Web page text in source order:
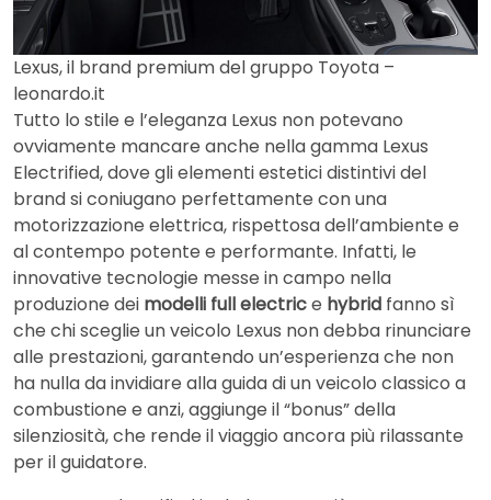
Lexus, il brand premium del gruppo Toyota –
leonardo.it
Tutto lo stile e l’eleganza Lexus non potevano
ovviamente mancare anche nella gamma Lexus
Electrified, dove gli elementi estetici distintivi del
brand si coniugano perfettamente con una
motorizzazione elettrica, rispettosa dell’ambiente e
al contempo potente e performante. Infatti, le
innovative tecnologie messe in campo nella
produzione dei modelli full electrice hybrid fanno sì
che chi sceglie un veicolo Lexus non debba rinunciare
alle prestazioni, garantendo un’esperienza che non
ha nulla da invidiare alla guida di un veicolo classico a
combustione e anzi, aggiunge il “bonus” della
silenziosità, che rende il viaggio ancora più rilassante
per il guidatore.